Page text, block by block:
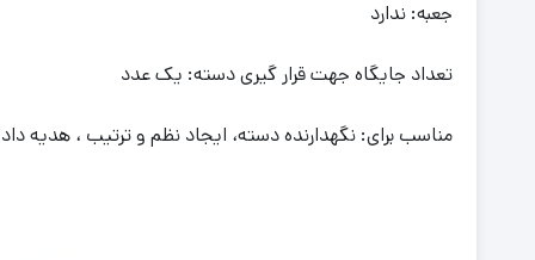
جعبه: ندارد
تعداد جایگاه جهت قرار گیری دسته: یک عدد
مناسب برای: نگهدارنده دسته، ایجاد نظم و ترتیب ، هدیه